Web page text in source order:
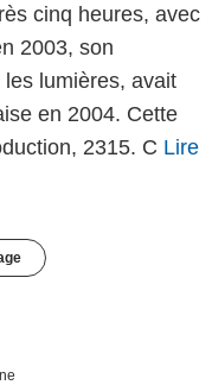
cinq heures, avec
2003, son
lumières, avait
en 2004. Cette
2315. C Lire